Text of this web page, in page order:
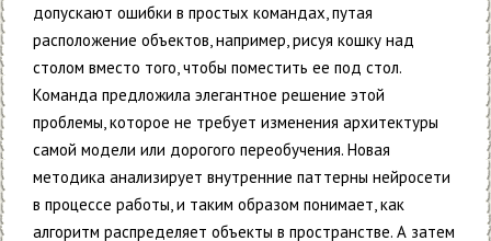
допускают ошибки в простых командах, путая
расположение объектов, например, рисуя кошку над
столом вместо того, чтобы поместить ее под стол.
Команда предложила элегантное решение этой
проблемы, которое не требует изменения архитектуры
самой модели или дорогого переобучения. Новая
методика анализирует внутренние паттерны нейросети
в процессе работы, и таким образом понимает, как
алгоритм распределяет объекты в пространстве. А затем